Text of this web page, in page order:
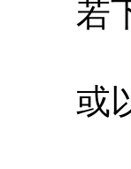
若下
或以